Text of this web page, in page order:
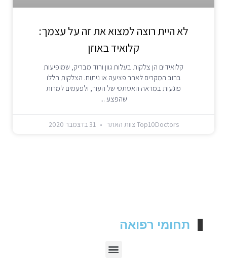
לא היית רוצה למצוא את זה על עצמך:
קלואיד באוזן
קלואידים הן צלקות בעלות גוון ורוד מבריק, שמופיעות
ברוב המקרים לאחר פציעה או ניתוח. הצלקות הללו
פוגעות במראה האסתטי של העור, ולפעמים למרות
שהפצע
Top10Doctors צוות האתר 31 בדצמבר 2020
תחומי רפואה